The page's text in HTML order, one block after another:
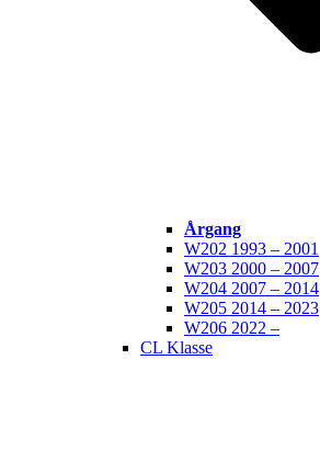
Årgang
W202 1993 – 2001
W203 2000 – 2007
W204 2007 – 2014
W205 2014 – 2023
W206 2022 –
CL Klasse